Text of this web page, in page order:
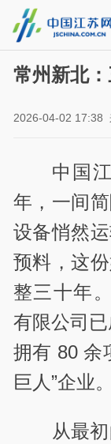
常州新北
2026-04-02 17:38
中国
年，一间
设备悄然
预料，这
整三十年
有限公司已
拥有 80 余
巨人”企业。
从最